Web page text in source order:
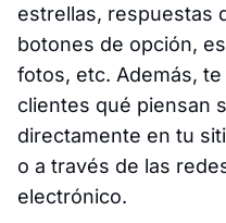
estrellas, respuestas
botones de opción,
fotos, etc. Además,
clientes qué piensan
directamente en tu
o a través de las
electrónico.